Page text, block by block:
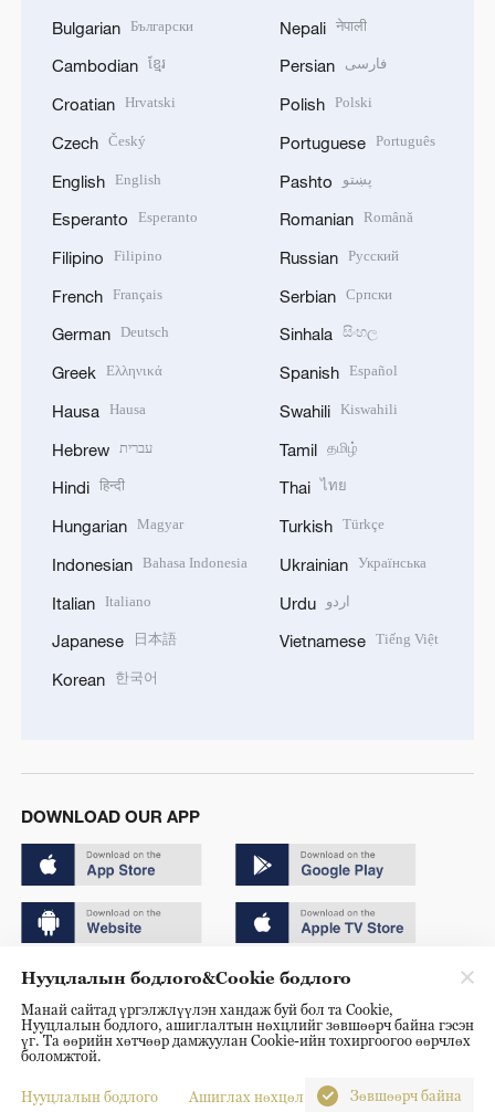
Bulgarian Български
Cambodian ខ្មែរ
Croatian Hrvatski
Czech Český
English English
Esperanto Esperanto
Filipino Filipino
French Français
German Deutsch
Greek Ελληνικά
Hausa Hausa
Hebrew עברית
Hindi हिन्दी
Hungarian Magyar
Indonesian Bahasa Indonesia
Italian Italiano
Japanese 日本語
Korean 한국어
Nepali नेपाली
Persian فارسی
Polish Polski
Portuguese Português
Pashto پښتو
Romanian Română
Russian Русский
Serbian Српски
Sinhala සිංහල
Spanish Español
Swahili Kiswahili
Tamil தமிழ்
Thai ไทย
Turkish Türkçe
Ukrainian Українська
Urdu اردو
Vietnamese Tiếng Việt
DOWNLOAD OUR APP
Copyright © 2024 CGTN.
京ICP备20000184号
京公网安备 11010502050052号
Disinformation report hotline: 010-85061466
Нууцлалын бодлого&Cookie бодлого
Манай сайтад үргэлжлүүлэн хандаж буй бол та Cookie,
Нууцлалын бодлого, ашиглалтын нөхцлийг зөвшөөрч байна гэсэн
үг. Та өөрийн хөтчөөр дамжуулан Cookie-ийн тохиргоогоо өөрчлөх
боломжтой.
Нууцлалын бодлого Ашиглах нөхцөл Зөвшөөрч байна